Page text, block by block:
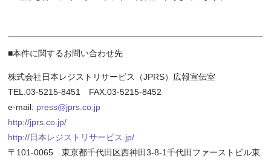
■本件に関するお問い合わせ先
株式会社日本レジストリサービス（JPRS）広報宣伝室
TEL:03-5215-8451 FAX:03-5215-8452
e-mail: press@jprs.co.jp
http://jprs.co.jp/
http://日本レジストリサービス.jp/
〒101-0065 東京都千代田区西神田3-8-1千代田ファーストビル東